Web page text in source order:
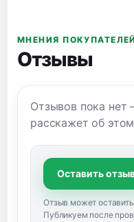
МНЕНИЯ ПОКУПАТЕЛЕЙ
Отзывы
Отзывов пока нет
расскажет об
Оставить
Отзыв может
Публикуем после